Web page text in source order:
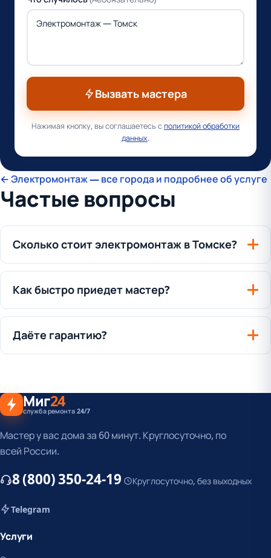
Вызвать мастера
Нажимая кнопку, вы соглашаетесь сполитикой обработки
данных.
← Электромонтаж — все города и подробнее об услуге
Частые вопросы
Сколько стоит электромонтаж в Томске?
Как быстро приедет мастер?
Даёте гарантию?
Миг24
служба ремонта 24/7
Мастер у вас дома за 60 минут. Круглосуточно, по
всей России.
8 (800) 350-24-19 Круглосуточно, без выходных
Telegram
Услуги